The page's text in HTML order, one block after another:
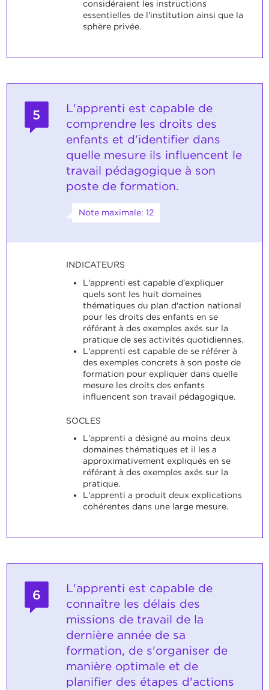
considéraient les instructions
essentielles de l'institution ainsi que la
sphère privée.
5
L'apprenti est capable de
comprendre les droits des
enfants et d'identifier dans
quelle mesure ils influencent le
travail pédagogique à son
poste de formation.
Note maximale: 12
INDICATEURS
L'apprenti est capable d'expliquer
quels sont les huit domaines
thématiques du plan d'action national
pour les droits des enfants en se
référant à des exemples axés sur la
pratique de ses activités quotidiennes.
L'apprenti est capable de se référer à
des exemples concrets à son poste de
formation pour expliquer dans quelle
mesure les droits des enfants
influencent son travail pédagogique.
SOCLES
L'apprenti a désigné au moins deux
domaines thématiques et il les a
approximativement expliqués en se
référant à des exemples axés sur la
pratique.
L'apprenti a produit deux explications
cohérentes dans une large mesure.
6
L'apprenti est capable de
connaître les délais des
missions de travail de la
dernière année de sa
formation, de s'organiser de
manière optimale et de
planifier des étapes d'actions